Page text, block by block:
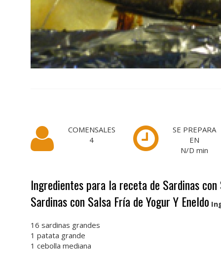
COMENSALES
4
SE PREPARA
EN
N/D min
Ingredientes para la receta de Sardinas con
Sardinas con Salsa Fría de Yogur Y Eneldo
16 sardinas grandes
1 patata grande
1 cebolla mediana